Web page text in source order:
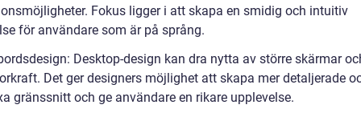
Fokus ligger i att skapa en smidig och intuitiv
för användare som är på språng.
Desktop-design kan dra nytta av större skärmar
Det ger designers möjlighet att skapa mer detaljerade
gränssnitt och ge användare en rikare upplevelse.